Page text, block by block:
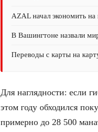
AZAL начал экономить
В Вашингтоне назвали
Переводы с карты на
Для наглядности: если
этом году обходился
примерно до 28 500